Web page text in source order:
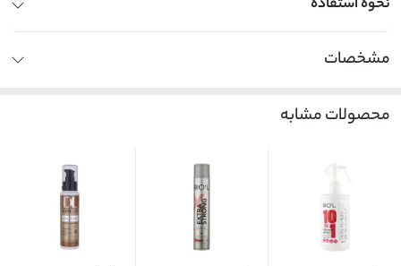
نحوه استفاده
مشخصات
محصولات مشابه